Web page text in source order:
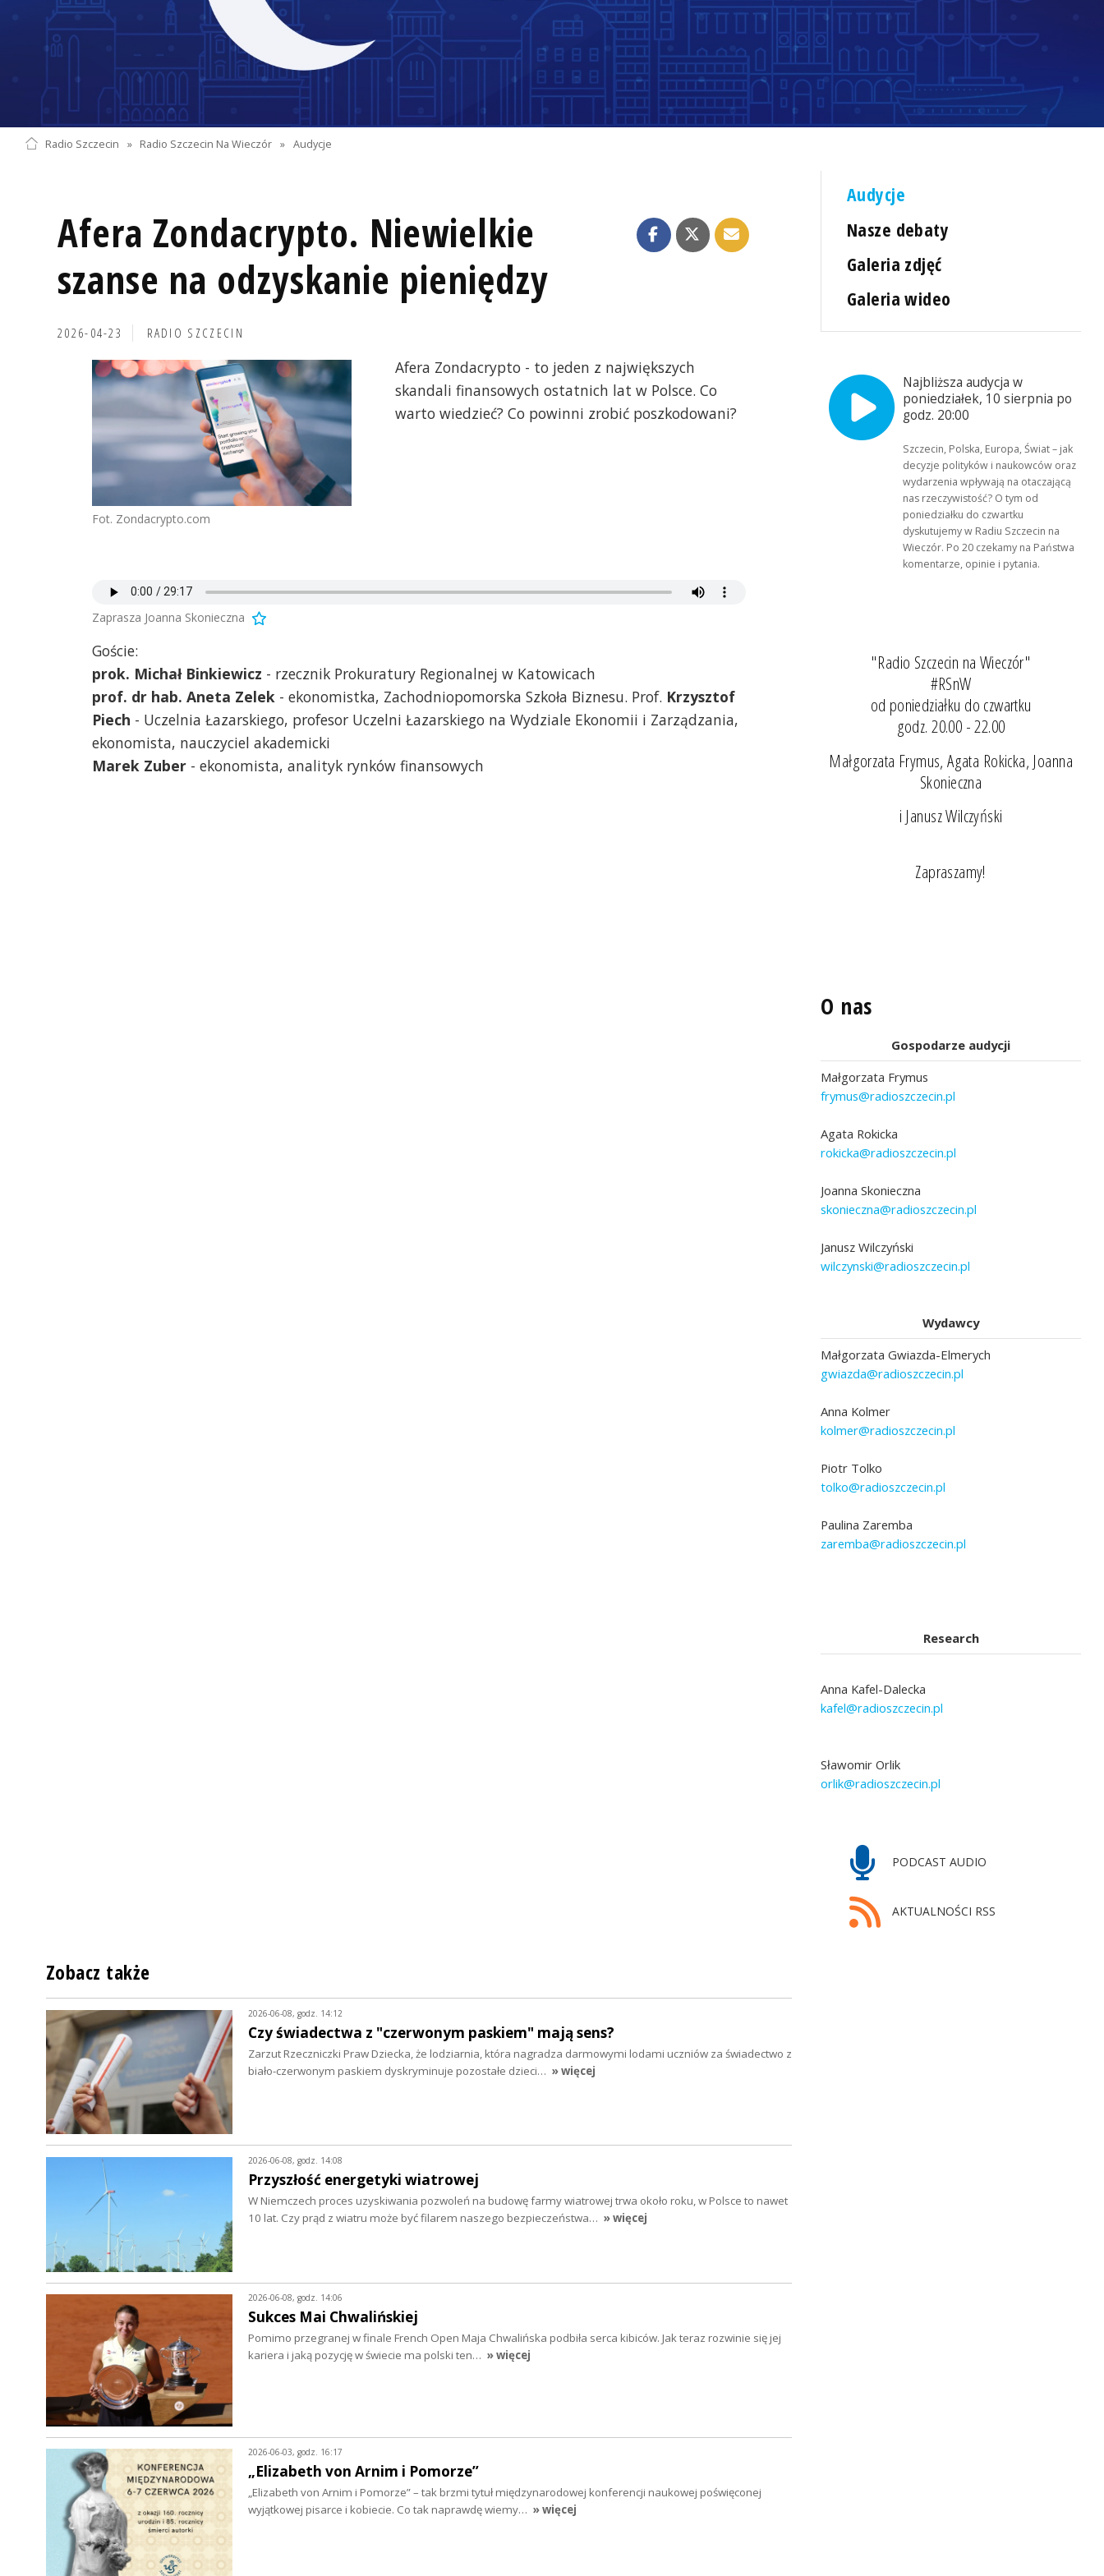
Radio Szczecin » Radio Szczecin Na Wieczór » Audycje
Afera Zondacrypto. Niewielkie
szanse na odzyskanie pieniędzy
2026-04-23 RADIO SZCZECIN
Fot. Zondacrypto.com
Afera Zondacrypto - to jeden z największych
skandali finansowych ostatnich lat w Polsce. Co
warto wiedzieć? Co powinni zrobić poszkodowani?
Zaprasza Joanna Skonieczna
Goście:
prok. Michał Binkiewicz - rzecznik Prokuratury Regionalnej w Katowicach
prof. dr hab. Aneta Zelek - ekonomistka, Zachodniopomorska Szkoła Biznesu. Prof. Krzysztof
Piech - Uczelnia Łazarskiego, profesor Uczelni Łazarskiego na Wydziale Ekonomii i Zarządzania,
ekonomista, nauczyciel akademicki
Marek Zuber - ekonomista, analityk rynków finansowych
Audycje
Nasze debaty
Galeria zdjęć
Galeria wideo
Najbliższa audycja w
poniedziałek, 10 sierpnia po
godz. 20:00
Szczecin, Polska, Europa, Świat – jak
decyzje polityków i naukowców oraz
wydarzenia wpływają na otaczającą
nas rzeczywistość? O tym od
poniedziałku do czwartku
dyskutujemy w Radiu Szczecin na
Wieczór. Po 20 czekamy na Państwa
komentarze, opinie i pytania.
"Radio Szczecin na Wieczór"
#RSnW
od poniedziałku do czwartku
godz. 20.00 - 22.00
Małgorzata Frymus, Agata Rokicka, Joanna
Skonieczna
i Janusz Wilczyński
Zapraszamy!
O nas
Gospodarze audycji
Małgorzata Frymus
frymus@radioszczecin.pl
Agata Rokicka
rokicka@radioszczecin.pl
Joanna Skonieczna
skonieczna@radioszczecin.pl
Janusz Wilczyński
wilczynski@radioszczecin.pl
Wydawcy
Małgorzata Gwiazda-Elmerych
gwiazda@radioszczecin.pl
Anna Kolmer
kolmer@radioszczecin.pl
Piotr Tolko
tolko@radioszczecin.pl
Paulina Zaremba
zaremba@radioszczecin.pl
Research
Anna Kafel-Dalecka
kafel@radioszczecin.pl
Sławomir Orlik
orlik@radioszczecin.pl
PODCAST AUDIO
AKTUALNOŚCI RSS
Zobacz także
2026-06-08, godz. 14:12
Czy świadectwa z "czerwonym paskiem" mają sens?
Zarzut Rzeczniczki Praw Dziecka, że lodziarnia, która nagradza darmowymi lodami uczniów za świadectwo z
biało-czerwonym paskiem dyskryminuje pozostałe dzieci… » więcej
2026-06-08, godz. 14:08
Przyszłość energetyki wiatrowej
W Niemczech proces uzyskiwania pozwoleń na budowę farmy wiatrowej trwa około roku, w Polsce to nawet
10 lat. Czy prąd z wiatru może być filarem naszego bezpieczeństwa… » więcej
2026-06-08, godz. 14:06
Sukces Mai Chwalińskiej
Pomimo przegranej w finale French Open Maja Chwalińska podbiła serca kibiców. Jak teraz rozwinie się jej
kariera i jaką pozycję w świecie ma polski ten… » więcej
2026-06-03, godz. 16:17
„Elizabeth von Arnim i Pomorze”
„Elizabeth von Arnim i Pomorze” – tak brzmi tytuł międzynarodowej konferencji naukowej poświęconej
wyjątkowej pisarce i kobiecie. Co tak naprawdę wiemy… » więcej